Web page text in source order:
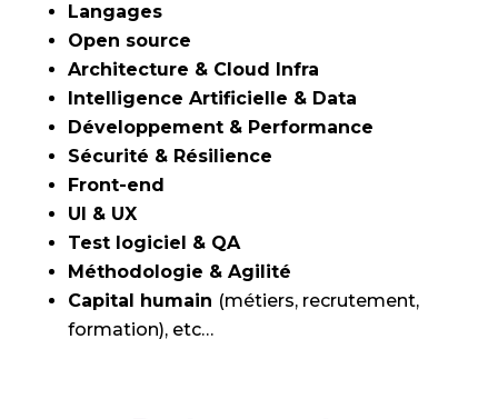
Langages
Open source
Architecture & Cloud Infra
Intelligence Artificielle & Data
Développement & Performance
Sécurité & Résilience
Front-end
UI & UX
Test logiciel & QA
Méthodologie & Agilité
Capital humain (métiers, recrutement,
formation), etc…